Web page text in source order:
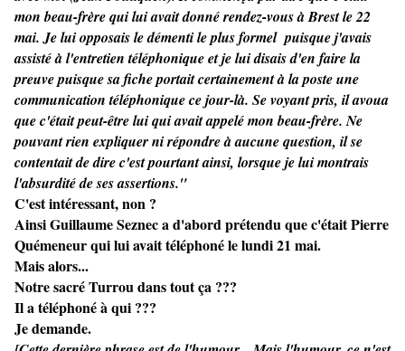
mon beau-frère qui lui avait donné rendez-vous à Brest le 22
mai. Je lui opposais le démenti le plus formel puisque j'avais
assisté à l'entretien téléphonique et je lui disais d'en faire la
preuve puisque sa fiche portait certainement à la poste une
communication téléphonique ce jour-là. Se voyant pris, il avoua
que c'était peut-être lui qui avait appelé mon beau-frère. Ne
pouvant rien expliquer ni répondre à aucune question, il se
contentait de dire c'est pourtant ainsi, lorsque je lui montrais
l'absurdité de ses assertions."
C'est intéressant, non ?
Ainsi Guillaume Seznec a d'abord prétendu que c'était Pierre
Quémeneur qui lui avait téléphoné le lundi 21 mai.
Mais alors...
Notre sacré Turrou dans tout ça ???
Il a téléphoné à qui ???
Je demande.